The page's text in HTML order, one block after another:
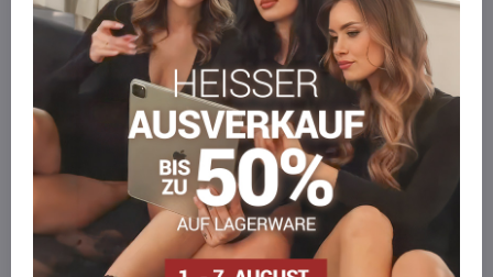
Ware auf Lager
Wir versenden sofort
Werden Sie Teil von everlady
Werden Sie Teil von everlady und genießen Sie einen5 %
Mitgliedervorteilbei jedem Einkauf.
Der Vorteil wird automatisch im Warenkorb angewendet.
Möchten Sie mehr bestellen, als wir
auf Lager haben?
Zögern Sie nicht, uns zu kontaktieren, wir füllen die Ware für Sie